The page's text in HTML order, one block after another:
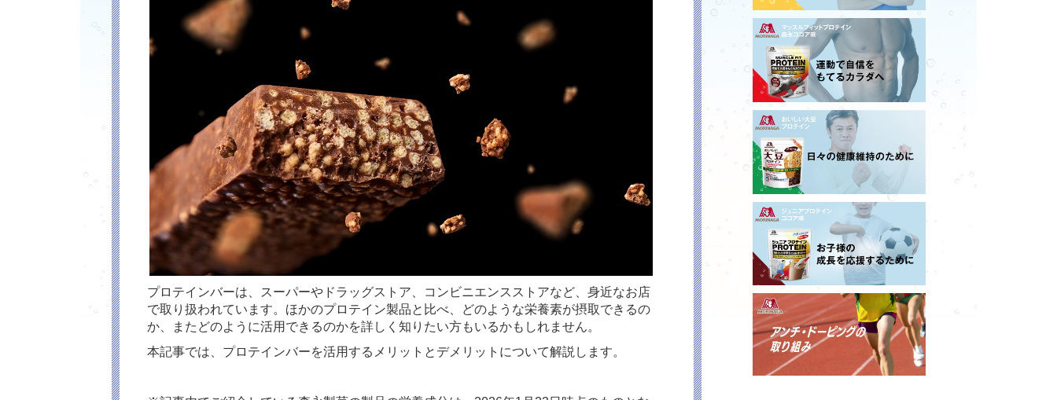
プロテインバーは、スーパーやドラッグストア、コンビニエンスストアなど、身近なお店
で取り扱われています。ほかのプロテイン製品と比べ、どのような栄養素が摂取できるの
か、またどのように活用できるのかを詳しく知りたい方もいるかもしれません。
本記事では、プロテインバーを活用するメリットとデメリットについて解説します。